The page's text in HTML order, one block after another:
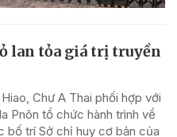
lan tỏa giá trị truyền
Chư A Thai phối hợp với
Pnôn tổ chức hành trình về
bố trí Sở chỉ huy cơ bản của